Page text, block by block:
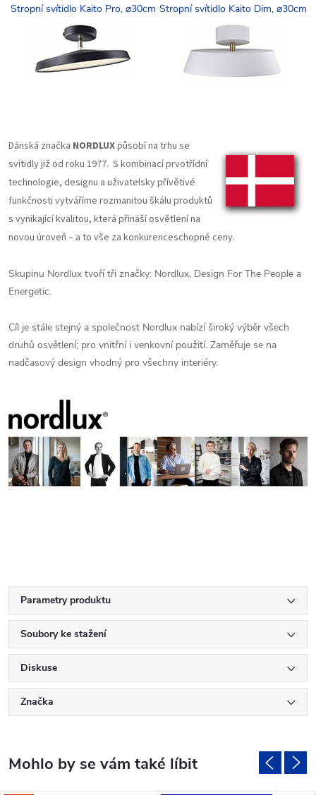
Stropní svítidlo Kaito Pro, ⌀30cm Stropní svítidlo Kaito Dim, ⌀30cm
Dánská značka NORDLUXpůsobí na trhu se
svítidly již od roku 1977. S kombinací prvotřídní
technologie, designu a uživatelsky přívětivé
funkčnosti vytváříme rozmanitou škálu produktů
s vynikající kvalitou, která přináší osvětlení na
novou úroveň – a to vše za konkurenceschopné ceny.
Skupinu Nordlux tvoří tři značky: Nordlux, Design For The People a
Energetic.
Cíl je stále stejný a společnost Nordlux nabízí široký výběr všech
druhů osvětlení; pro vnitřní i venkovní použití. Zaměřuje se na
nadčasový design vhodný pro všechny interiéry.
Parametry produktu
Soubory ke stažení
Diskuse
Značka